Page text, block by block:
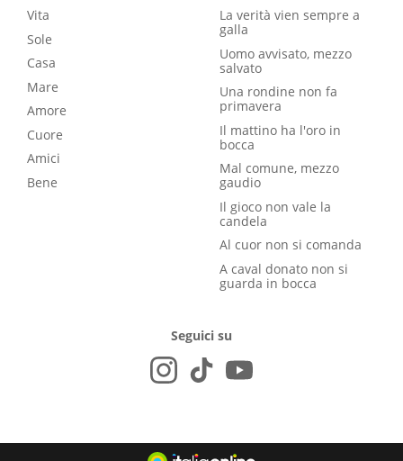
Vita
Sole
Casa
Mare
Amore
Cuore
Amici
Bene
La verità vien sempre a
galla
Uomo avvisato, mezzo
salvato
Una rondine non fa
primavera
Il mattino ha l'oro in
bocca
Mal comune, mezzo
gaudio
Il gioco non vale la
candela
Al cuor non si comanda
A caval donato non si
guarda in bocca
Seguici su